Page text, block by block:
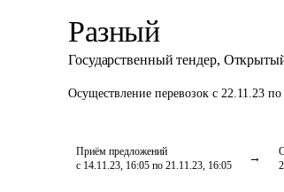
Разный
Государственный тендер,
Осуществление перевозок с 22.11.23
Приём предложений
с 14.11.23, 16:05 по 21.11.23, 16:05